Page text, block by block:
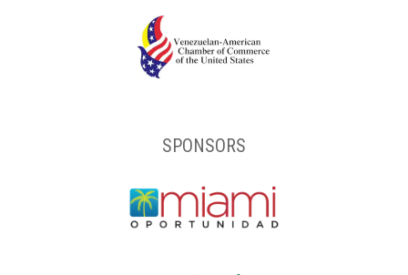
SPONSORS